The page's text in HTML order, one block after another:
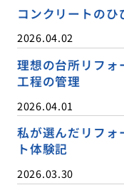
コンクリートの
2026.04.02
理想の台所リフォ
工程の管理
2026.04.01
私が選んだリフォ
ト体験記
2026.03.30